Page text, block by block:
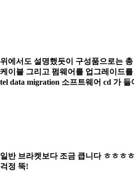
위에서도 설명했듯이 구성품으로는
케이블 그리고 펌웨어를 업그레이드
tel data migration 소프트웨어 cd 가 들
일반 브라켓보다 조금 큽니다 ㅎㅎㅎ
걱정 뚝!